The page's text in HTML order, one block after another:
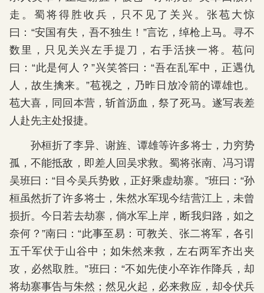
走。蜀将得胜收兵，只不见了关兴。张苞大惊
曰：“安国有失，吾不独生！”言讫，绰枪上马。寻不
数里，只见关兴左手提刀，右手活挟一将。苞问
曰：“此是何人？”兴笑答曰：“吾在乱军中，正遇仇
人，故生擒来。”苞视之，乃昨日放冷箭的谭雄也。
苞大喜，同回本营，斩首沥血，祭了死马。遂写表差
人赴先主处报捷。
孙桓折了李异、谢旌、谭雄等许多将士，力穷势
孤，不能抵敌，即差人回吴求救。蜀将张南、冯习谓
吴班曰：“目今吴兵势败，正好乘虚劫寨。”班曰：“孙
桓虽然折了许多将士，朱然水军现今结营江上，未曾
损折。今日若去劫寨，倘水军上岸，断我归路，如之
奈何？”南曰：“此事至易：可教关、张二将军，各引
五千军伏于山谷中；如朱然来救，左右两军齐出夹
攻，必然取胜。”班曰：“不如先使小卒诈作降兵，却
将劫寨事告与朱然；然见火起，必来救应，却令伏兵